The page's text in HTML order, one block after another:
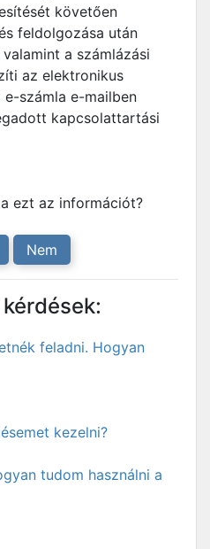
követően
feldolgozása után
a számlázási
az elektronikus
számla e-mailben
kapcsolattartási
ezt az információt?
Nem
feladni. Hogyan
kezelni?
tudom használni a